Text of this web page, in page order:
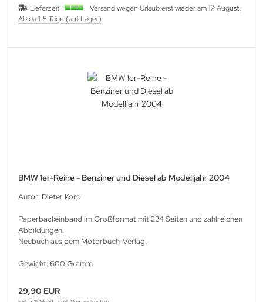
Lieferzeit:
Versand wegen Urlaub erst wieder am 17. August.
Ab da 1-5 Tage (auf Lager)
BMW 1er-Reihe - Benziner und Diesel ab Modelljahr 2004
Autor: Dieter Korp
Paperbackeinband im Großformat mit 224 Seiten und zahlreichen
Abbildungen.
Neubuch aus dem Motorbuch-Verlag.
Gewicht: 600 Gramm
29,90 EUR